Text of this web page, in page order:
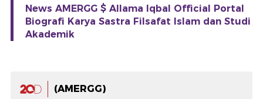
News AMERGG $ Allama Iqbal Official Portal
Biografi Karya Sastra Filsafat Islam dan Studi
Akademik
(AMERGG)